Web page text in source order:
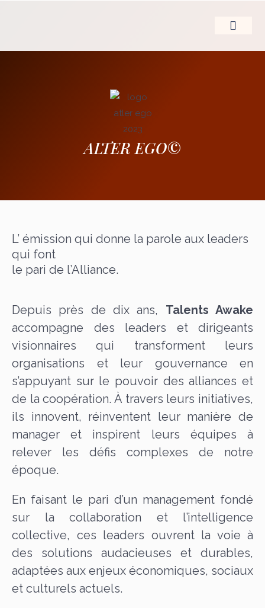
ALTER EGO©
L’ émission qui donne la parole aux leaders
qui font
le pari de l’Alliance.
Depuis près de dix ans, Talents Awake
accompagne des leaders et dirigeants
visionnaires qui transforment leurs
organisations et leur gouvernance en
s’appuyant sur le pouvoir des alliances et
de la coopération. À travers leurs initiatives,
ils innovent, réinventent leur manière de
manager et inspirent leurs équipes à
relever les défis complexes de notre
époque.
En faisant le pari d’un management fondé
sur la collaboration et l’intelligence
collective, ces leaders ouvrent la voie à
des solutions audacieuses et durables,
adaptées aux enjeux économiques, sociaux
et culturels actuels.